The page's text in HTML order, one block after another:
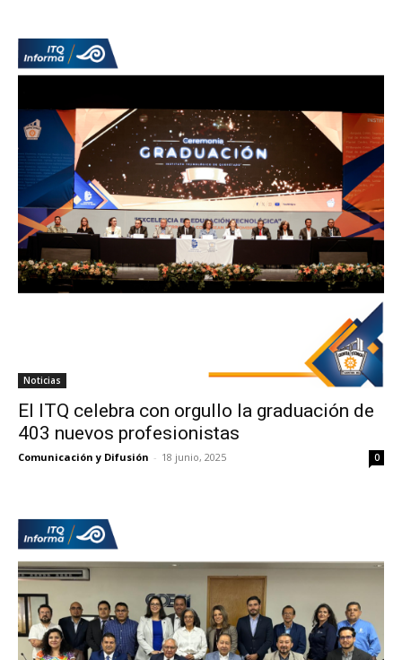
Noticias
El ITQ celebra con orgullo la graduación de
403 nuevos profesionistas
Comunicación y Difusión - 18 junio, 2025 0